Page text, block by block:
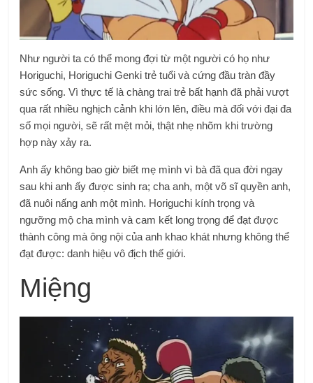
Như người ta có thể mong đợi từ một người có họ như
Horiguchi, Horiguchi Genki trẻ tuổi và cứng đầu tràn đầy
sức sống. Vì thực tế là chàng trai trẻ bất hạnh đã phải vượt
qua rất nhiều nghịch cảnh khi lớn lên, điều mà đối với đại đa
số mọi người, sẽ rất mệt mỏi, thật nhẹ nhõm khi trường
hợp này xảy ra.
Anh ấy không bao giờ biết mẹ mình vì bà đã qua đời ngay
sau khi anh ấy được sinh ra; cha anh, một võ sĩ quyền anh,
đã nuôi nấng anh một mình. Horiguchi kính trọng và
ngưỡng mộ cha mình và cam kết long trọng để đạt được
thành công mà ông nội của anh khao khát nhưng không thể
đạt được: danh hiệu vô địch thế giới.
Miệng